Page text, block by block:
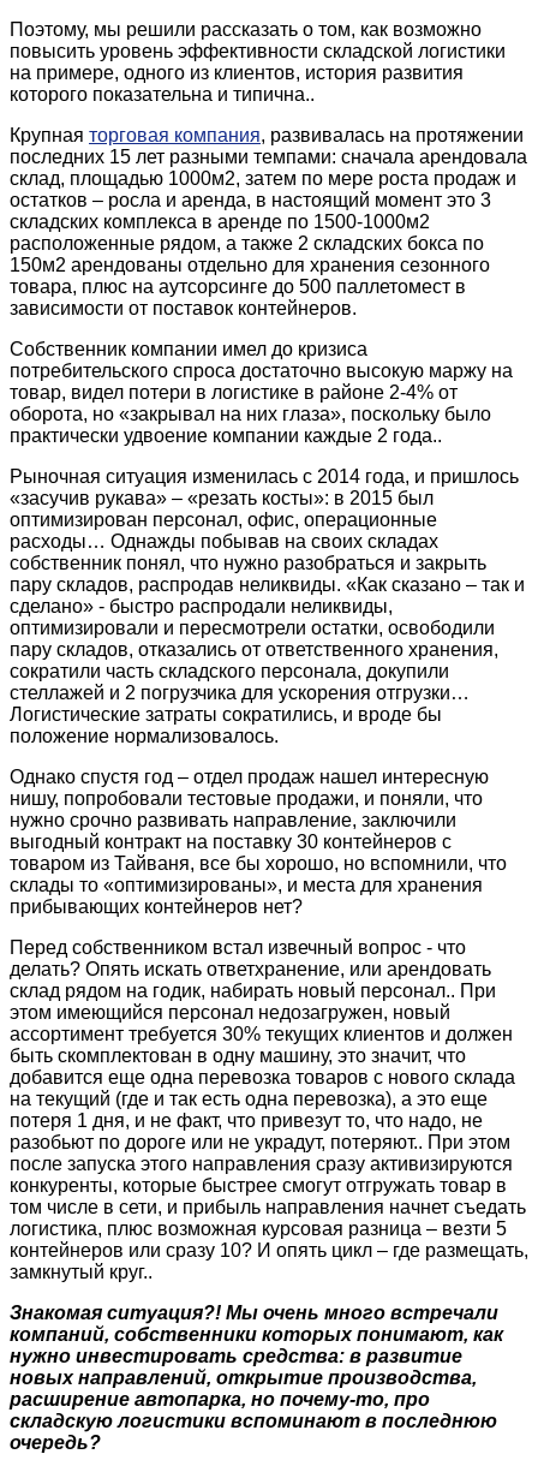
Поэтому, мы решили рассказать о том, как возможно
повысить уровень эффективности складской логистики
на примере, одного из клиентов, история развития
которого показательна и типична..
Крупная торговая компания, развивалась на протяжении
последних 15 лет разными темпами: сначала арендовала
склад, площадью 1000м2, затем по мере роста продаж и
остатков – росла и аренда, в настоящий момент это 3
складских комплекса в аренде по 1500-1000м2
расположенные рядом, а также 2 складских бокса по
150м2 арендованы отдельно для хранения сезонного
товара, плюс на аутсорсинге до 500 паллетомест в
зависимости от поставок контейнеров.
Собственник компании имел до кризиса
потребительского спроса достаточно высокую маржу на
товар, видел потери в логистике в районе 2-4% от
оборота, но «закрывал на них глаза», поскольку было
практически удвоение компании каждые 2 года..
Рыночная ситуация изменилась с 2014 года, и пришлось
«засучив рукава» – «резать косты»: в 2015 был
оптимизирован персонал, офис, операционные
расходы… Однажды побывав на своих складах
собственник понял, что нужно разобраться и закрыть
пару складов, распродав неликвиды. «Как сказано – так и
сделано» - быстро распродали неликвиды,
оптимизировали и пересмотрели остатки, освободили
пару складов, отказались от ответственного хранения,
сократили часть складского персонала, докупили
стеллажей и 2 погрузчика для ускорения отгрузки…
Логистические затраты сократились, и вроде бы
положение нормализовалось.
Однако спустя год – отдел продаж нашел интересную
нишу, попробовали тестовые продажи, и поняли, что
нужно срочно развивать направление, заключили
выгодный контракт на поставку 30 контейнеров с
товаром из Тайваня, все бы хорошо, но вспомнили, что
склады то «оптимизированы», и места для хранения
прибывающих контейнеров нет?
Перед собственником встал извечный вопрос - что
делать? Опять искать ответхранение, или арендовать
склад рядом на годик, набирать новый персонал.. При
этом имеющийся персонал недозагружен, новый
ассортимент требуется 30% текущих клиентов и должен
быть скомплектован в одну машину, это значит, что
добавится еще одна перевозка товаров с нового склада
на текущий (где и так есть одна перевозка), а это еще
потеря 1 дня, и не факт, что привезут то, что надо, не
разобьют по дороге или не украдут, потеряют.. При этом
после запуска этого направления сразу активизируются
конкуренты, которые быстрее смогут отгружать товар в
том числе в сети, и прибыль направления начнет съедать
логистика, плюс возможная курсовая разница – везти 5
контейнеров или сразу 10? И опять цикл – где размещать,
замкнутый круг..
Знакомая ситуация?! Мы очень много встречали
компаний, собственники которых понимают, как
нужно инвестировать средства: в развитие
новых направлений, открытие производства,
расширение автопарка, но почему-то, про
складскую логистики вспоминают в последнюю
очередь?